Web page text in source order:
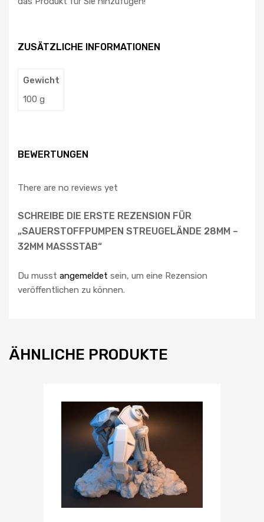
ZUSÄTZLICHE INFORMATIONEN
Gewicht
100 g
BEWERTUNGEN
There are no reviews yet
SCHREIBE DIE ERSTE REZENSION FÜR
„SAUERSTOFFPUMPEN STREUGELÄNDE 28MM –
32MM MASSSTAB“
Du musst angemeldet sein, um eine Rezension
veröffentlichen zu können.
ÄHNLICHE PRODUKTE